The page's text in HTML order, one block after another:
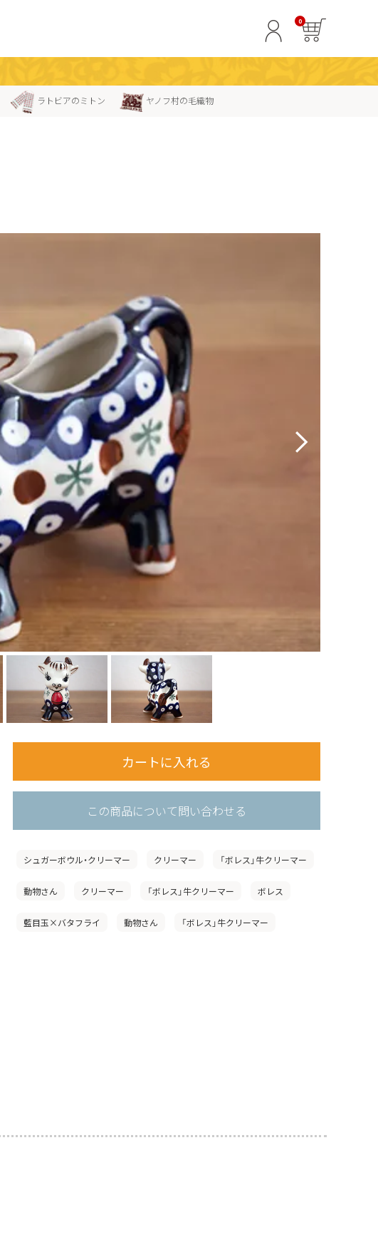
0
ラトビアのミトン ヤノフ村の毛織物
この商品について問い合わせる
シュガーボウル・クリーマー クリーマー 「ボレス」牛クリーマー
動物さん クリーマー 「ボレス」牛クリーマー ボレス
藍目玉×バタフライ 動物さん 「ボレス」牛クリーマー